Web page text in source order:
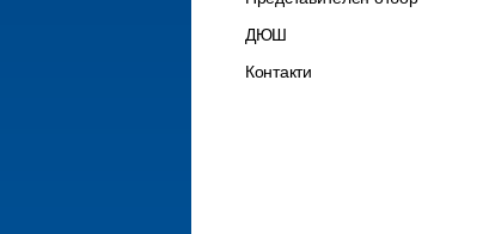
ДЮШ
Контакти